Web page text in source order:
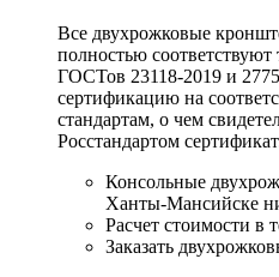
Все двухрожковые
полностью соответствуют
ГОСТов 23118-2019 и
сертификацию на
стандартам, о чем
Росстандартом
Консольные
Ханты-Мансийске
Расчет стоимости в
Заказать